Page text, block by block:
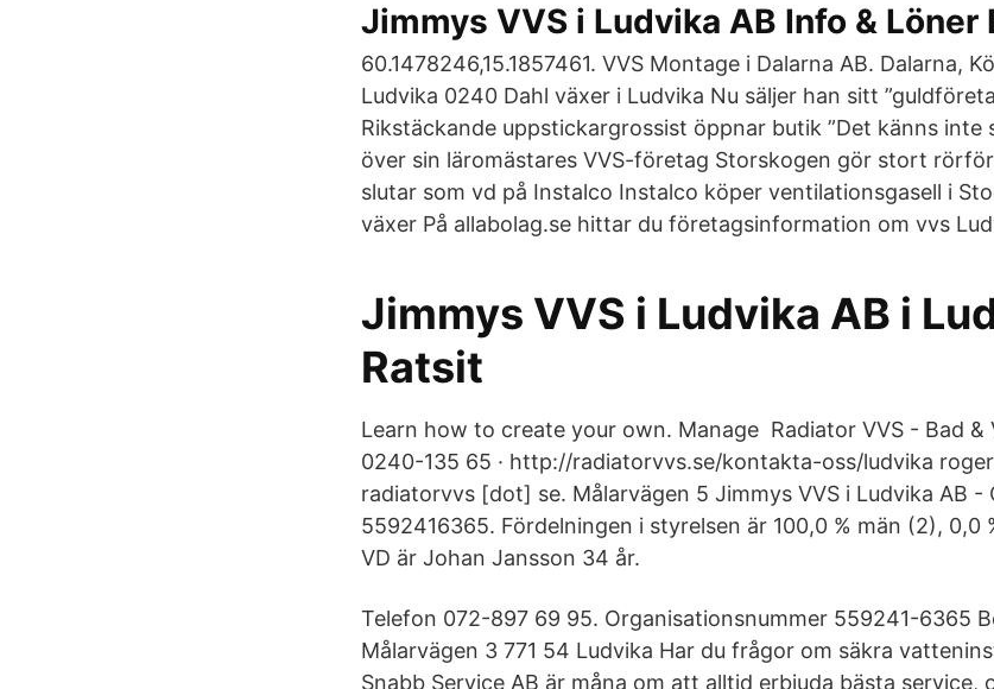
Jimmys VVS i Ludvika AB Info & Löner
60.1478246,15.1857461. VVS Montage i Dalarna AB. Dalarna,
Ludvika 0240 Dahl växer i Ludvika Nu säljer han sitt
Rikstäckande uppstickargrossist öppnar butik ”Det känns inte
över sin läromästares VVS-företag Storskogen gör stort
slutar som vd på Instalco Instalco köper ventilationsgasell i
växer På allabolag.se hittar du företagsinformation om vvs
Jimmys VVS i Ludvika AB i
Ratsit
Learn how to create your own. Manage Radiator VVS - Bad &
0240-135 65 · http://radiatorvvs.se/kontakta-oss/ludvika
radiatorvvs [dot] se. Målarvägen 5 Jimmys VVS i Ludvika AB -
5592416365. Fördelningen i styrelsen är 100,0 % män (2), 0,0
VD är Johan Jansson 34 år.
Telefon 072-897 69 95. Organisationsnummer 559241-6365
Målarvägen 3 771 54 Ludvika Har du frågor om säkra
Snabb Service AB är måna om att alltid erbjuda bästa